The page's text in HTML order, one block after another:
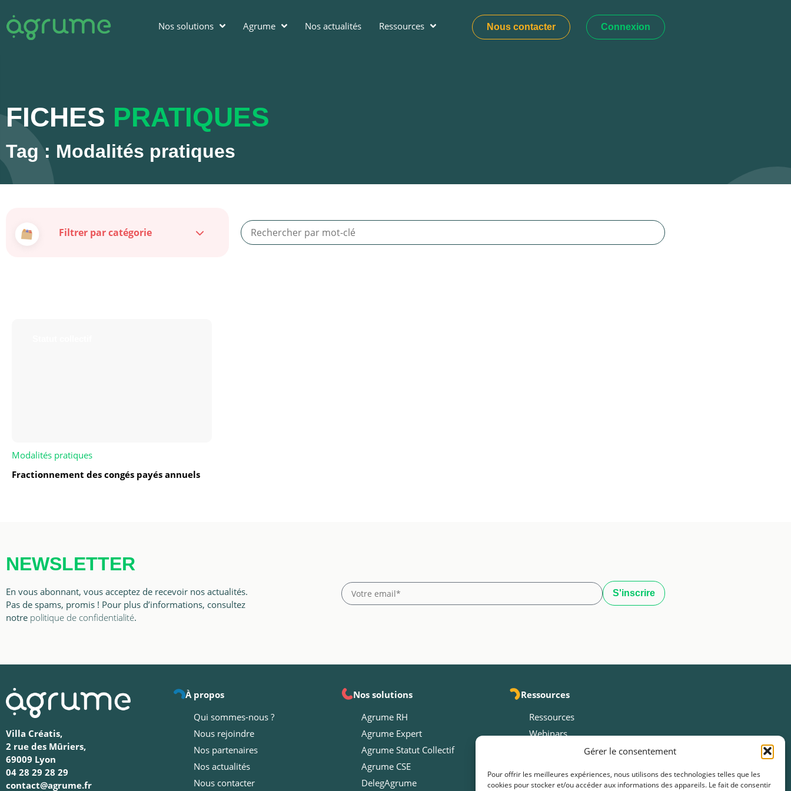
Gérer le consentement
Pour offrir les meilleures expériences, nous utilisons des technologies telles que les
cookies pour stocker et/ou accéder aux informations des appareils. Le fait de consentir
Nos solutions Agrume Nos actualités Ressources Nous contacter Connexion
FICHES PRATIQUES
Tag : Modalités pratiques
Modalités pratiques
Fractionnement des congés payés annuels
NEWSLETTER
En vous abonnant, vous acceptez de recevoir nos actualités.
Pas de spams, promis ! Pour plus d’informations, consultez
notre politique de confidentialité.
Villa Créatis,
2 rue des Mûriers,
69009 Lyon
04 28 29 28 29
contact@agrume.fr
À propos
Qui sommes-nous ?
Nous rejoindre
Nos partenaires
Nos actualités
Nous contacter
Nos solutions
Agrume RH
Agrume Expert
Agrume Statut Collectif
Agrume CSE
DelegAgrume
Ressources
Ressources
Webinars
Livres blancs & Guides